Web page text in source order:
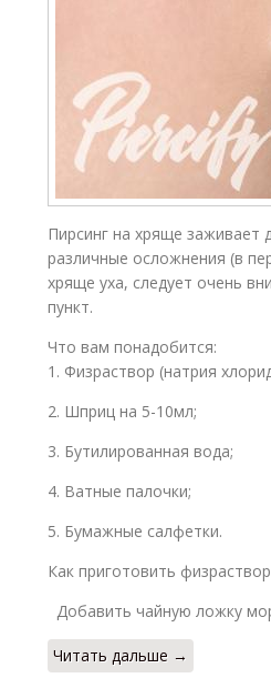
Пирсинг на хряще заживает
различные осложнения (в
хряще уха, следует очень
пункт.
Что вам понадобится:
1. Физраствор (натрия
2. Шприц на 5-10мл;
3. Бутилированная вода;
4. Ватные палочки;
5. Бумажные cалфетки.
Как приготовить
Добавить чайную ложку
Читать дальше →